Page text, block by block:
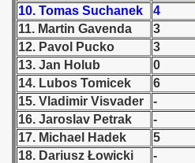
10. Tomas Suchanek
4
11. Martin Gavenda
3
12. Pavol Pucko
3
13. Jan Holub
0
14. Lubos Tomicek
6
15. Vladimir Visvader
-
16. Jaroslav Petrak
-
17. Michael Hadek
5
18. Dariusz Łowicki
-
1946